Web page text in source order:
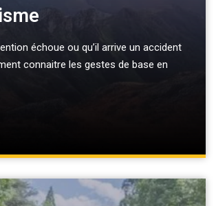
échoue ou qu’il arrive un accident
connaitre les gestes de base en